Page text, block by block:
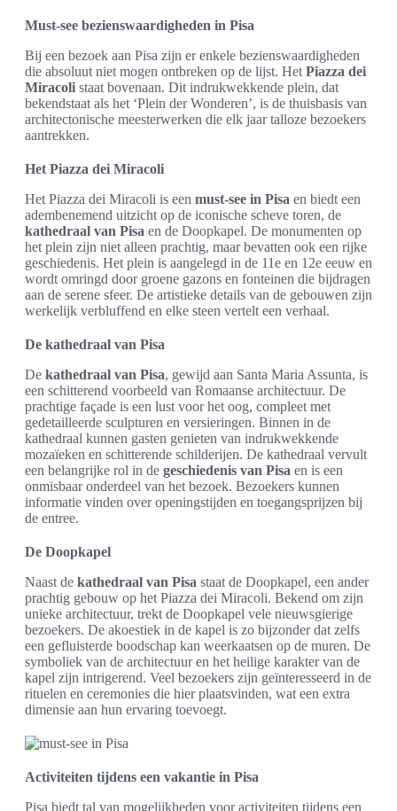
Must-see bezienswaardigheden in Pisa
Bij een bezoek aan Pisa zijn er enkele bezienswaardigheden
die absoluut niet mogen ontbreken op de lijst. Het Piazza dei
Miracoli staat bovenaan. Dit indrukwekkende plein, dat
bekendstaat als het ‘Plein der Wonderen’, is de thuisbasis van
architectonische meesterwerken die elk jaar talloze bezoekers
aantrekken.
Het Piazza dei Miracoli
Het Piazza dei Miracoli is een must-see in Pisa en biedt een
adembenemend uitzicht op de iconische scheve toren, de
kathedraal van Pisa en de Doopkapel. De monumenten op
het plein zijn niet alleen prachtig, maar bevatten ook een rijke
geschiedenis. Het plein is aangelegd in de 11e en 12e eeuw en
wordt omringd door groene gazons en fonteinen die bijdragen
aan de serene sfeer. De artistieke details van de gebouwen zijn
werkelijk verbluffend en elke steen vertelt een verhaal.
De kathedraal van Pisa
De kathedraal van Pisa, gewijd aan Santa Maria Assunta, is
een schitterend voorbeeld van Romaanse architectuur. De
prachtige façade is een lust voor het oog, compleet met
gedetailleerde sculpturen en versieringen. Binnen in de
kathedraal kunnen gasten genieten van indrukwekkende
mozaïeken en schitterende schilderijen. De kathedraal vervult
een belangrijke rol in de geschiedenis van Pisa en is een
onmisbaar onderdeel van het bezoek. Bezoekers kunnen
informatie vinden over openingstijden en toegangsprijzen bij
de entree.
De Doopkapel
Naast de kathedraal van Pisa staat de Doopkapel, een ander
prachtig gebouw op het Piazza dei Miracoli. Bekend om zijn
unieke architectuur, trekt de Doopkapel vele nieuwsgierige
bezoekers. De akoestiek in de kapel is zo bijzonder dat zelfs
een gefluisterde boodschap kan weerkaatsen op de muren. De
symboliek van de architectuur en het heilige karakter van de
kapel zijn intrigerend. Veel bezoekers zijn geïnteresseerd in de
rituelen en ceremonies die hier plaatsvinden, wat een extra
dimensie aan hun ervaring toevoegt.
Activiteiten tijdens een vakantie in Pisa
Pisa biedt tal van mogelijkheden voor activiteiten tijdens een